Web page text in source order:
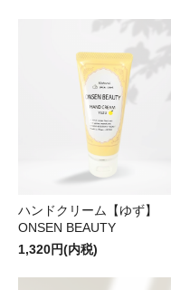
ハンドクリーム【ゆず】
ONSEN BEAUTY
1,320円(内税)